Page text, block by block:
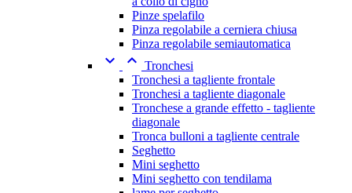
Pinze spelafilo
Pinza regolabile a cerniera chiusa
Pinza regolabile semiautomatica
  Tronchesi
Tronchesi a tagliente frontale
Tronchesi a tagliente diagonale
Tronchese a grande effetto - tagliente
diagonale
Tronca bulloni a tagliente centrale
Seghetto
Mini seghetto
Mini seghetto con tendilama